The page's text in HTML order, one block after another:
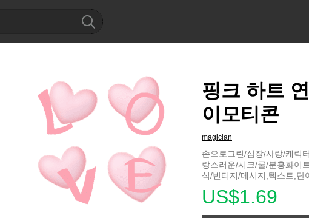
핑크 하트
이모티콘
magician
손으로그린/심장/사랑/캐릭
랑스러운/시크/쿨/분홍화이
식/빈티지/메시지,텍스트,단
US$1.69